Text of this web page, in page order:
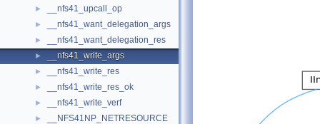
► __nfs41_upcall_op
► __nfs41_want_delegation_args
► __nfs41_want_delegation_res
► __nfs41_write_args
► __nfs41_write_res
► __nfs41_write_res_ok
► __nfs41_write_verf
► __NFS41NP_NETRESOURCE